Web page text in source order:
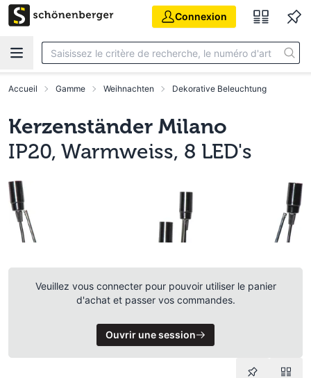
Aller au contenu principal
Connexion
Accueil Gamme Weihnachten Dekorative Beleuchtung
Kerzenständer Milano
IP20, Warmweiss, 8 LED's
Veuillez vous connecter pour pouvoir utiliser le panier
d'achat et passer vos commandes.
Ouvrir une session